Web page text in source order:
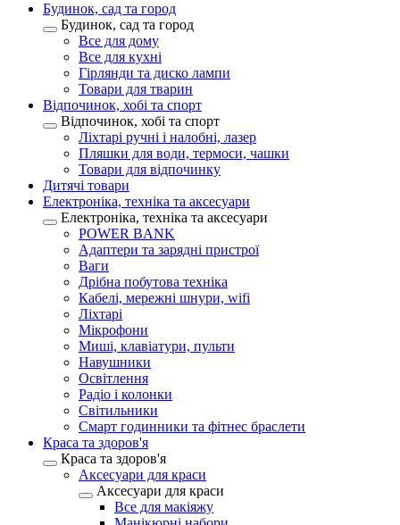
Будинок, сад та город
Будинок, сад та город
Все для дому
Все для кухні
Гірлянди та диско лампи
Товари для тварин
Відпочинок, хобі та спорт
Відпочинок, хобі та спорт
Ліхтарі ручні і налобні, лазер
Пляшки для води, термоси, чашки
Товари для відпочинку
Дитячі товари
Електроніка, техніка та аксесуари
Електроніка, техніка та аксесуари
POWER BANK
Адаптери та зарядні пристрої
Ваги
Дрібна побутова техніка
Кабелі, мережні шнури, wifi
Ліхтарі
Мікрофони
Миші, клавіатури, пульти
Навушники
Освітлення
Радіо і колонки
Світильники
Смарт годинники та фітнес браслети
Краса та здоров'я
Краса та здоров'я
Аксесуари для краси
Аксесуари для краси
Все для макіяжу